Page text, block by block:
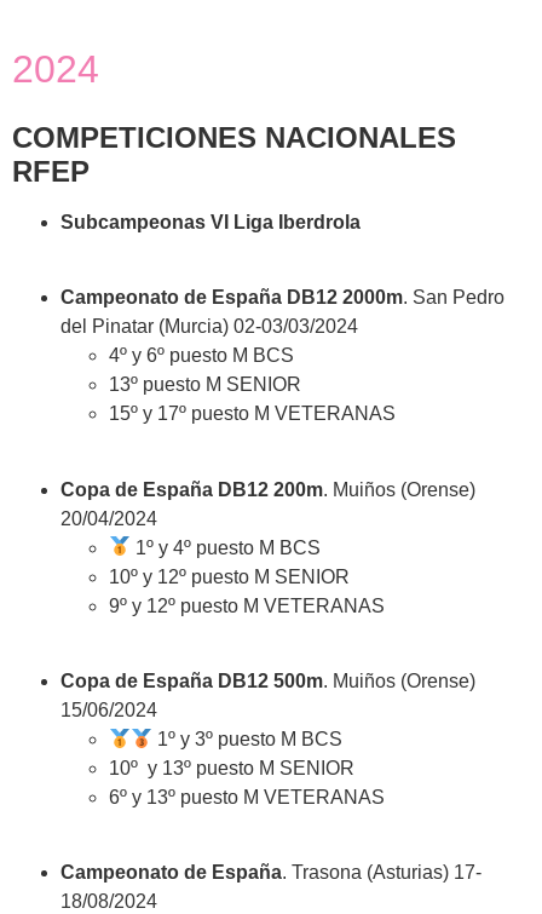
2024
COMPETICIONES NACIONALES
RFEP
Subcampeonas VI Liga Iberdrola
Campeonato de España DB12 2000m. San Pedro
del Pinatar (Murcia) 02-03/03/2024
4º y 6º puesto M BCS
13º puesto M SENIOR
15º y 17º puesto M VETERANAS
Copa de España DB12 200m. Muiños (Orense)
20/04/2024
1º y 4º puesto M BCS
10º y 12º puesto M SENIOR
9º y 12º puesto M VETERANAS
Copa de España DB12 500m. Muiños (Orense)
15/06/2024
1º y 3º puesto M BCS
10º y 13º puesto M SENIOR
6º y 13º puesto M VETERANAS
Campeonato de España. Trasona (Asturias) 17-
18/08/2024